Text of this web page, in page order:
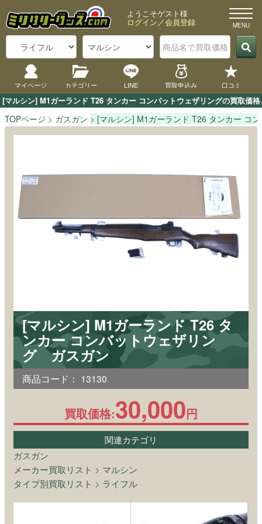
[マルシン] M1ガーランド T26 タンカー コンバットウェザリングの買取価
ようこそゲスト様
ログイン／会員登録
マイページ カテゴリー LINE 買取申込み 口コミ
TOPページ ガスガン [マルシン] M1ガーランド T26 タンカー コ
[マルシン] M1ガーランド T26 タ
ンカー コンバットウェザリン
グ ガスガン
商品コード： 13130
買取価格:30,000円
関連カテゴリ
ガスガン
メーカー買取リスト > マルシン
タイプ別買取リスト > ライフル